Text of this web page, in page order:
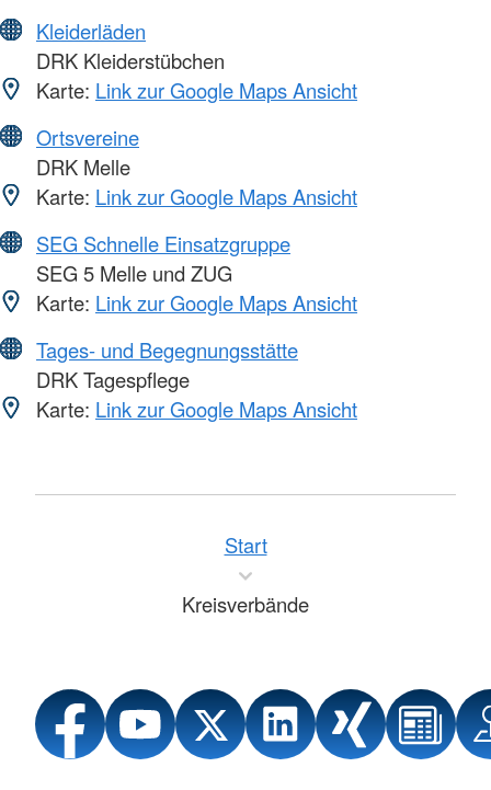
Kleiderläden
DRK Kleiderstübchen
Karte: Link zur Google Maps Ansicht
Ortsvereine
DRK Melle
Karte: Link zur Google Maps Ansicht
SEG Schnelle Einsatzgruppe
SEG 5 Melle und ZUG
Karte: Link zur Google Maps Ansicht
Tages- und Begegnungsstätte
DRK Tagespflege
Karte: Link zur Google Maps Ansicht
Start
Kreisverbände